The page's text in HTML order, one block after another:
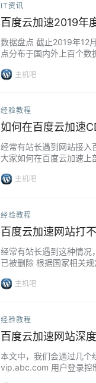
IT资讯
百度云加速2019年
数据盘点 截止2019年12
点分布于国内外上百个
主机吧
经验教程
如何在百度云加速
经常有站长遇到网站接
大家如何在百度云加速
主机吧
经验教程
百度云加速网站打
经常有站长遇到这种情况
已被删除 根据国家相关
主机吧
经验教程
百度云加速网站深
本文中，我们会通过几
vip.abc.com 用户登录控